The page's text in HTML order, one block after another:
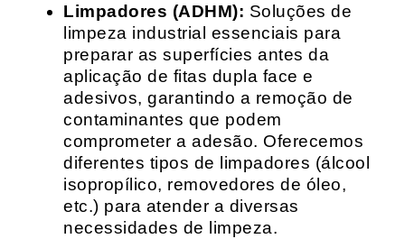
Limpadores (ADHM): Soluções de
limpeza industrial essenciais para
preparar as superfícies antes da
aplicação de fitas dupla face e
adesivos, garantindo a remoção de
contaminantes que podem
comprometer a adesão. Oferecemos
diferentes tipos de limpadores (álcool
isopropílico, removedores de óleo,
etc.) para atender a diversas
necessidades de limpeza.